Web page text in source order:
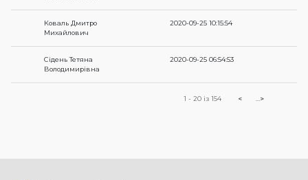
Коваль Дмитро
Михайлович
2020-09-25 10:15:54
Сідень Тетяна
Володимирівна
2020-09-25 06:54:53
1 - 20 із 154 < >